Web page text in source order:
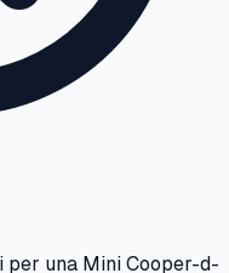
per una MiniCooper-d-